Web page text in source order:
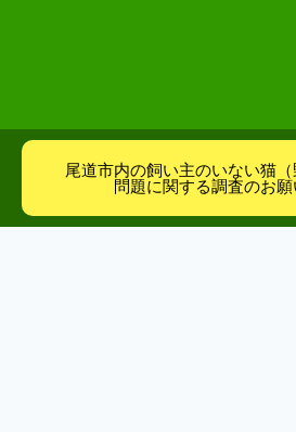
尾道市内の飼い主のいない猫（
問題に関する調査のお願